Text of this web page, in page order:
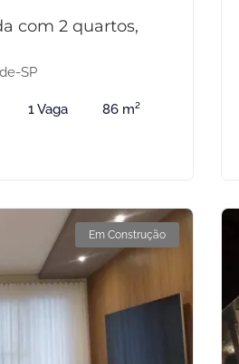
com 2 quartos,
SP
1 Vaga 86 m²
Em Construção